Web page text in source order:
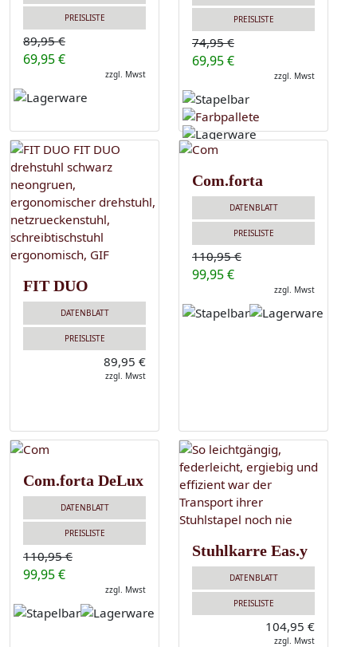
PREISLISTE
89,95 €
69,95 €
zzgl. Mwst
PREISLISTE
74,95 €
69,95 €
zzgl. Mwst
FIT DUO
DATENBLATT
PREISLISTE
89,95 €
zzgl. Mwst
Com.forta
DATENBLATT
PREISLISTE
110,95 €
99,95 €
zzgl. Mwst
Com.forta DeLux
DATENBLATT
PREISLISTE
110,95 €
99,95 €
zzgl. Mwst
Stuhlkarre Eas.y
DATENBLATT
PREISLISTE
104,95 €
zzgl. Mwst